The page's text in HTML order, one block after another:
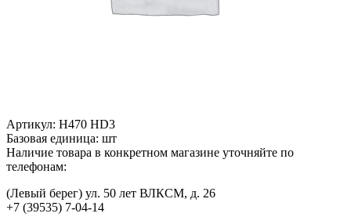
Артикул: H470 HD3
Базовая единица: шт
Наличие товара в конкретном магазине уточняйте по
телефонам:
(Левый берег) ул. 50 лет ВЛКСМ, д. 26
+7 (39535) 7-04-14